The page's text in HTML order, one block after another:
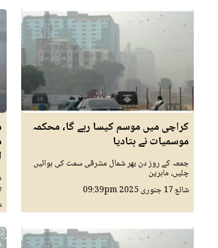
کراچی میں موسم کیسا رہے گا، محکمہ
موسمیات نے بتادیا
جمعہ کے روز دن بھر شمال مشرقی سمت کی ہوائیں
چلیں، ماہرین
شائع17 جنوری 2025 09:39pm